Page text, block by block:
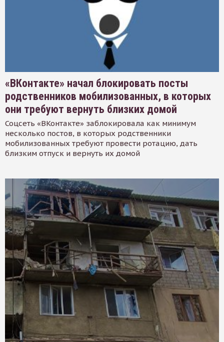
«ВКонтакте» начал блокировать посты
родственников мобилизованных, в которых
они требуют вернуть близких домой
Соцсеть «ВКонтакте» заблокировала как минимум
несколько постов, в которых родственники
мобилизованных требуют провести ротацию, дать
близким отпуск и вернуть их домой